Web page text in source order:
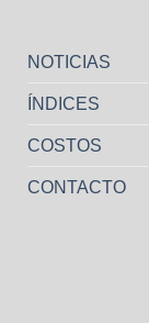
NOTICIAS
ÍNDICES
COSTOS
CONTACTO